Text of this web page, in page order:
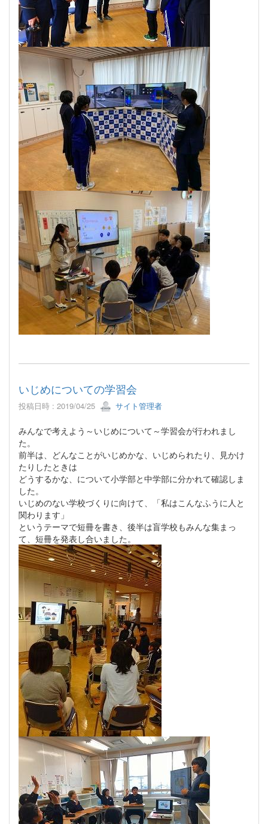
いじめについての学習会
投稿日時 : 2019/04/25 サイト管理者
みんなで考えよう～いじめについて～学習会が行われまし
た。
前半は、どんなことがいじめかな、いじめられたり、見かけ
たりしたときは
どうするかな、について小学部と中学部に分かれて確認しま
した。
いじめのない学校づくりに向けて、「私はこんなふうに人と
関わります」
というテーマで短冊を書き、後半は盲学校もみんな集まっ
て、短冊を発表し合いました。